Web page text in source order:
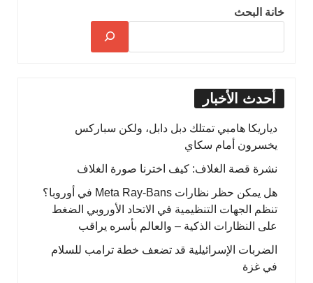
خانة البحث
أحدث الأخبار
دياريكا هامبي تمتلك دبل دابل، ولكن سباركس
يخسرون أمام سكاي
نشرة قصة الغلاف: كيف اخترنا صورة الغلاف
هل يمكن حظر نظارات Meta Ray-Bans في أوروبا؟
تنظم الجهات التنظيمية في الاتحاد الأوروبي الضغط
على النظارات الذكية – والعالم بأسره يراقب
الضربات الإسرائيلية قد تضعف خطة ترامب للسلام
في غزة